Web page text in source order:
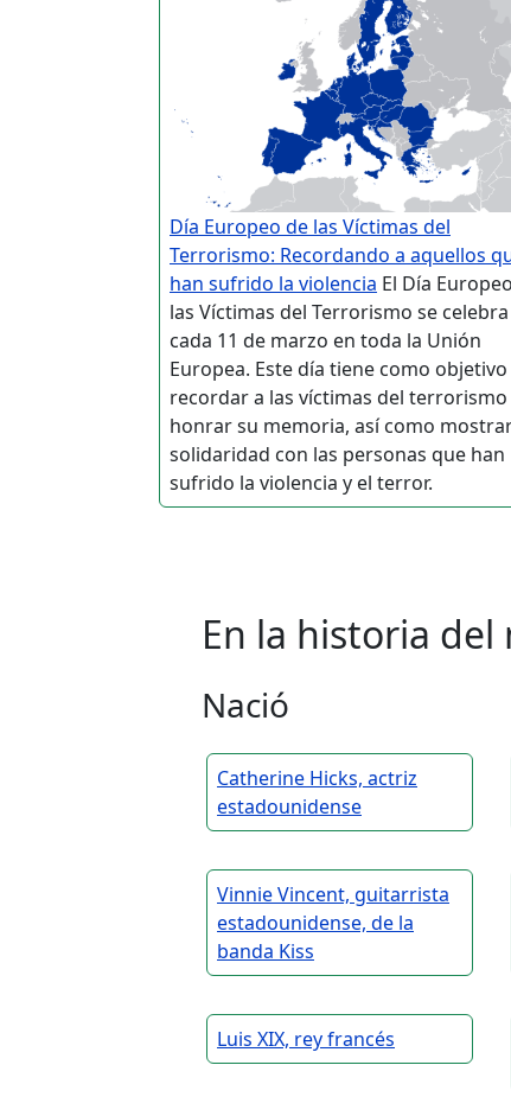
Día Europeo de las Víctimas del
Terrorismo: Recordando a aquellos
han sufrido la violencia El Día
las Víctimas del Terrorismo se celebra
cada 11 de marzo en toda la Unión
Europea. Este día tiene como objetivo
recordar a las víctimas del terrorismo
honrar su memoria, así como
solidaridad con las personas que han
sufrido la violencia y el terror.
En la historia
Nació
Catherine Hicks, actriz
estadounidense
Vinnie Vincent, guitarrista
estadounidense, de la
banda Kiss
Luis XIX, rey francés